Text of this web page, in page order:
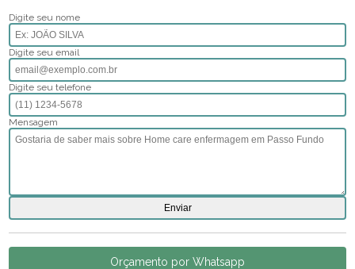
Digite seu nome
Digite seu email
Digite seu telefone
Mensagem
Orçamento por Whatsapp